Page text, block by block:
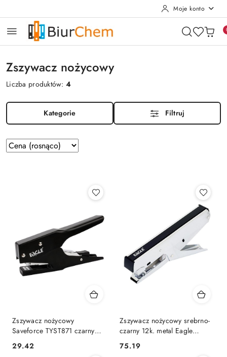
Moje konto
Zszywacz nożycowy
Liczba produktów:4
Kategorie Filtruj
Zastosowano
sortowanie:
Sortuj
według
Zszywacz nożycowy
Saveforce TYST871 czarny
25k. metalowo-plastikowy
Eagle (110-1730)
Cena:
29.42
Zszywacz nożycowy srebrno-
czarny 12k. metal Eagle
(828L)
Cena:
75.19